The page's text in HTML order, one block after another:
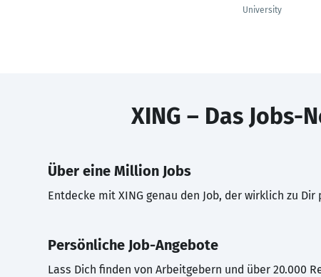
University
XING – Das Jobs-
Über eine Million Jobs
Entdecke mit XING genau den Job, der wirklich zu Dir
Persönliche Job-Angebote
Lass Dich finden von Arbeitgebern und über 20.000